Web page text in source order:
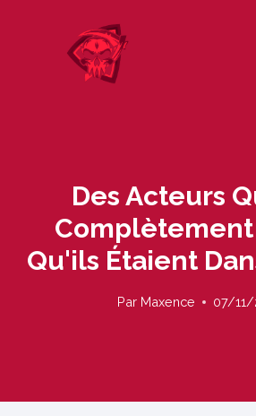
Des Acteurs
Qu'ils Étaient
Par Maxence 07/11/